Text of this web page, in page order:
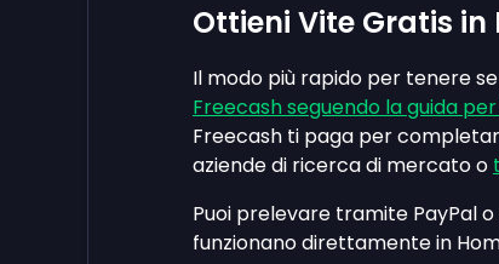
Ottieni Vite Gratis
Il modo più rapido per tenere
Freecash seguendo la guida
Freecash ti paga per
aziende di ricerca di mercato o
Puoi prelevare tramite PayPal
funzionano direttamente in